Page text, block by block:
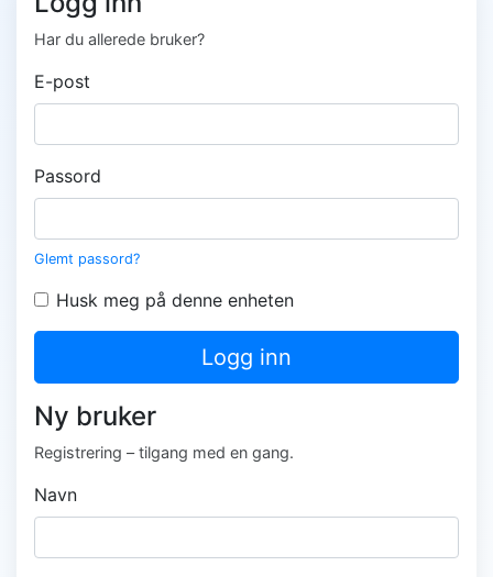
Har du allerede bruker?
E-post
Passord
Glemt passord?
Husk meg på denne enheten
Logg inn
Ny bruker
Registrering – tilgang med en gang.
Navn